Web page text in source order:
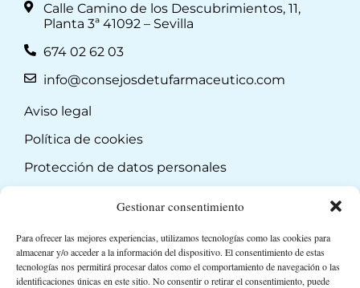
Gestionar consentimiento
Para ofrecer las mejores experiencias, utilizamos tecnologías como las cookies para
almacenar y/o acceder a la información del dispositivo. El consentimiento de estas
tecnologías nos permitirá procesar datos como el comportamiento de navegación o las
identificaciones únicas en este sitio. No consentir o retirar el consentimiento, puede
Calle Camino de los Descubrimientos, 11,
Planta 3ª 41092 – Sevilla
674 02 62 03
info@consejosdetufarmaceutico.com
Aviso legal
Política de cookies
Protección de datos personales